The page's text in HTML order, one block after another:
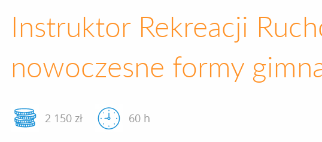
Instruktor Rekreacji
nowoczesne formy
2 150 zł 60 h